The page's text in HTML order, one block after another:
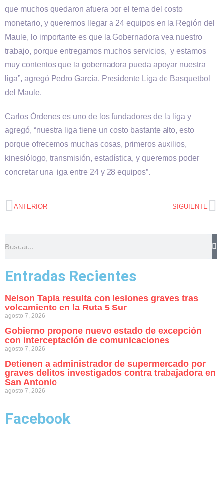
que muchos quedaron afuera por el tema del costo
monetario, y queremos llegar a 24 equipos en la Región del
Maule, lo importante es que la Gobernadora vea nuestro
trabajo, porque entregamos muchos servicios, y estamos
muy contentos que la gobernadora pueda apoyar nuestra
liga”, agregó Pedro García, Presidente Liga de Basquetbol
del Maule.
Carlos Órdenes es uno de los fundadores de la liga y
agregó, “nuestra liga tiene un costo bastante alto, esto
porque ofrecemos muchas cosas, primeros auxilios,
kinesiólogo, transmisión, estadística, y queremos poder
concretar una liga entre 24 y 28 equipos”.
ANTERIOR SIGUIENTE
Entradas Recientes
Nelson Tapia resulta con lesiones graves tras
volcamiento en la Ruta 5 Sur
agosto 7, 2026
Gobierno propone nuevo estado de excepción
con interceptación de comunicaciones
agosto 7, 2026
Detienen a administrador de supermercado por
graves delitos investigados contra trabajadora en
San Antonio
agosto 7, 2026
Facebook